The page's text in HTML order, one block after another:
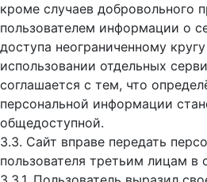
кроме случаев добровольного
пользователем информации о
доступа неограниченному
использовании отдельных
соглашается с тем, что
персональной информации
общедоступной.
3.3. Сайт вправе передать
пользователя третьим лицам в